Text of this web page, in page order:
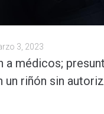
3, 2023
a médicos;
un riñón sin